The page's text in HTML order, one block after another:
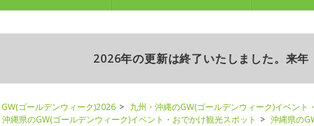
2026年の更新は終了いたしました。来年
GW(ゴールデンウィーク)2026
九州・沖縄のGW(ゴールデンウィーク)イベント
沖縄県のGW(ゴールデンウィーク)イベント・おでかけ観光スポット
沖縄県の